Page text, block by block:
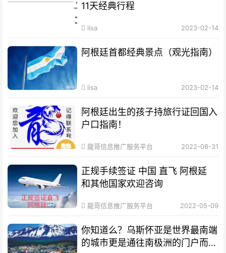
11天经典行程
lisa 2023-02-14
阿根廷首都经典景点（观光指南）
lisa 2023-02-14
阿根廷出生的孩子持旅行证回国入
户口指南！
龍哥信息推广服务平台 2022-08-31
正规手续签证 中国 直飞 阿根延
和其他国家欢迎咨询
龍哥信息推广服务平台 2022-05-09
你知道么？乌斯怀亚是世界最南端
的城市更是通往南极洲的门户而驰